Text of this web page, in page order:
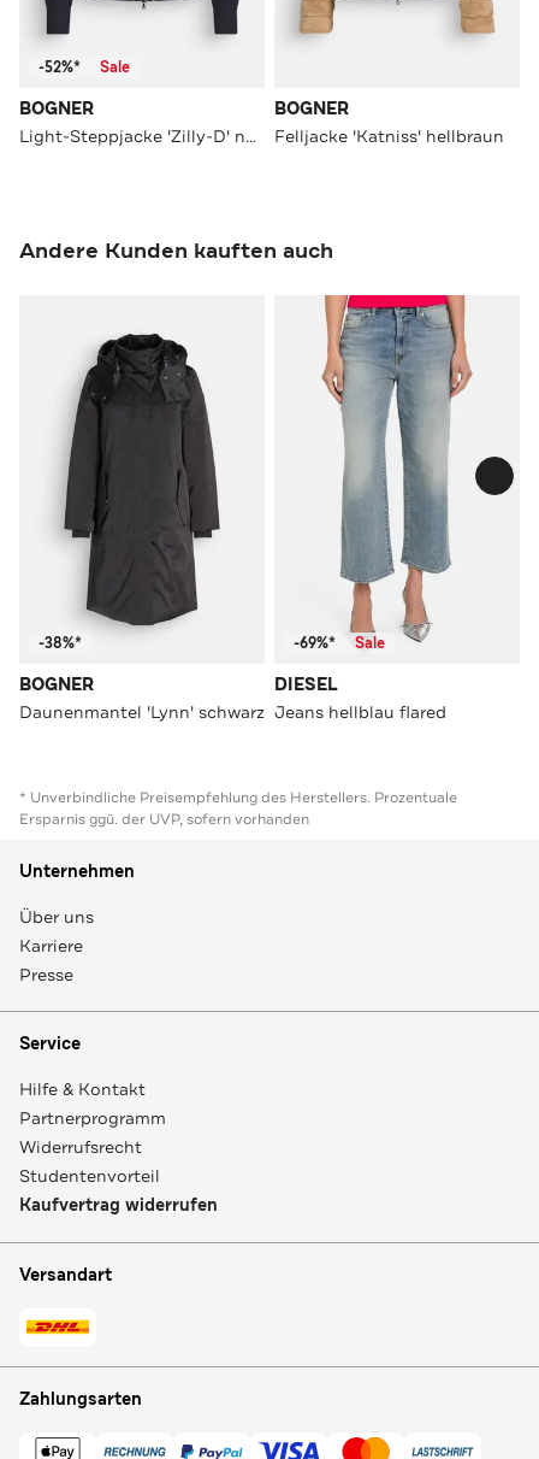
-52%* Sale
BOGNER
Light-Steppjacke 'Zilly-D' nachtblau
BOGNER
Felljacke 'Katniss' hellbraun
Andere Kunden kauften auch
-38%*
BOGNER
Daunenmantel 'Lynn' schwarz
-69%* Sale
DIESEL
Jeans hellblau flared
* Unverbindliche Preisempfehlung des Herstellers. Prozentuale
Ersparnis ggü. der UVP, sofern vorhanden
Unternehmen
Über uns
Karriere
Presse
Service
Hilfe & Kontakt
Partnerprogramm
Widerrufsrecht
Studentenvorteil
Kaufvertrag widerrufen
Versandart
Zahlungsarten